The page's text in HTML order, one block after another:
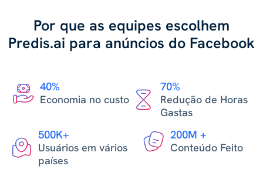
Por que as equipes escolhem
Predis.ai para anúncios do Facebook
40%
Economia no custo
70%
Redução de Horas
Gastas
500K+
Usuários em vários
países
200M +
Conteúdo Feito